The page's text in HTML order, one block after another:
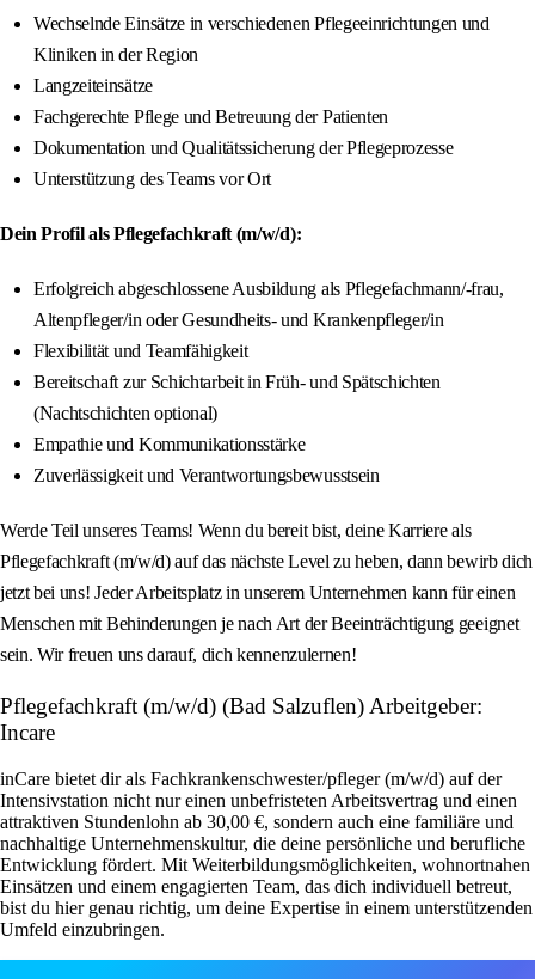
Wechselnde Einsätze in verschiedenen Pflegeeinrichtungen und
Kliniken in der Region
Langzeiteinsätze
Fachgerechte Pflege und Betreuung der Patienten
Dokumentation und Qualitätssicherung der Pflegeprozesse
Unterstützung des Teams vor Ort
Dein Profil als Pflegefachkraft (m/w/d):
Erfolgreich abgeschlossene Ausbildung als Pflegefachmann/-frau,
Altenpfleger/in oder Gesundheits- und Krankenpfleger/in
Flexibilität und Teamfähigkeit
Bereitschaft zur Schichtarbeit in Früh- und Spätschichten
(Nachtschichten optional)
Empathie und Kommunikationsstärke
Zuverlässigkeit und Verantwortungsbewusstsein
Werde Teil unseres Teams! Wenn du bereit bist, deine Karriere als
Pflegefachkraft (m/w/d) auf das nächste Level zu heben, dann bewirb dich
jetzt bei uns! Jeder Arbeitsplatz in unserem Unternehmen kann für einen
Menschen mit Behinderungen je nach Art der Beeinträchtigung geeignet
sein. Wir freuen uns darauf, dich kennenzulernen!
Pflegefachkraft (m/w/d) (Bad Salzuflen) Arbeitgeber:
Incare
inCare bietet dir als Fachkrankenschwester/pfleger (m/w/d) auf der
Intensivstation nicht nur einen unbefristeten Arbeitsvertrag und einen
attraktiven Stundenlohn ab 30,00 €, sondern auch eine familiäre und
nachhaltige Unternehmenskultur, die deine persönliche und berufliche
Entwicklung fördert. Mit Weiterbildungsmöglichkeiten, wohnortnahen
Einsätzen und einem engagierten Team, das dich individuell betreut,
bist du hier genau richtig, um deine Expertise in einem unterstützenden
Umfeld einzubringen.